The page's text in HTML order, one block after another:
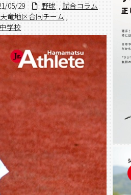
05/29 野球 , 試合コラム
天竜地区合同チーム ,
学校